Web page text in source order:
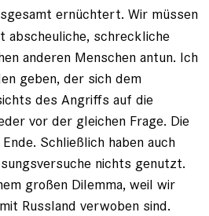
ernüchtert. Wir müssen
abscheuliche, schreckliche
anderen Menschen antun. Ich
geben, der sich dem
des Angriffs auf die
vor der gleichen Frage. Die
Schließlich haben auch
nichts ­genutzt.
­großen Dilemma, weil wir
Russland verwoben sind.